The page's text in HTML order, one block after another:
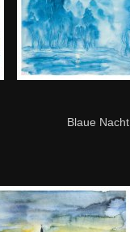
Blaue Nacht